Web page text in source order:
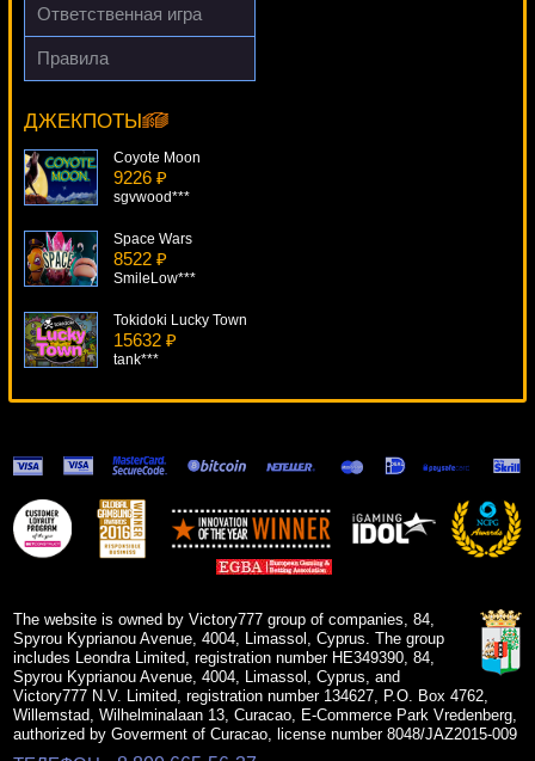
kat***
Ответственная игра
Правила
ДЖЕКПОТЫ
Alchemist's Lab
number***
Coyote Moon
9226 ₽
sgvwood***
Space Wars
8522 ₽
SmileLow***
Tokidoki Lucky Town
15632 ₽
tank***
Katana
9536 ₽
Serg***
Reel Classic 3
The website is owned by Victory777 group of companies, 84,
Spyrou Kyprianou Avenue, 4004, Limassol, Cyprus. The group
includes Leondra Limited, registration number HE349390, 84,
Spyrou Kyprianou Avenue, 4004, Limassol, Cyprus, and
Victory777 N.V. Limited, registration number 134627, P.O. Box 4762,
Willemstad, Wilhelminalaan 13, Curacao, E-Commerce Park Vredenberg,
authorized by Goverment of Curacao, license number 8048/JAZ2015-009